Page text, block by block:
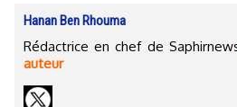
Hanan Ben Rhouma
Rédactrice en chef de
auteur